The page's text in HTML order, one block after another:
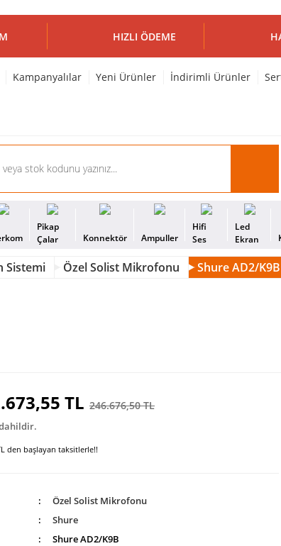
HIZLI ÖDEME
Kampanyalılar Yeni Ürünler İndirimli Ürünler
Pikap
Çalar
Konnektör Ampuller
Hifi
Ses
Led
Ekran
Sistemi Özel Solist Mikrofonu Shure AD2/
TL 246.676,50 TL
den başlayan taksitlerle!!
Özel Solist Mikrofonu
Shure
Shure AD2/K9B